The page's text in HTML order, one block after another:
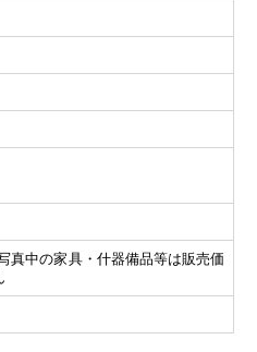
真中の家具・什器備品等は販売価